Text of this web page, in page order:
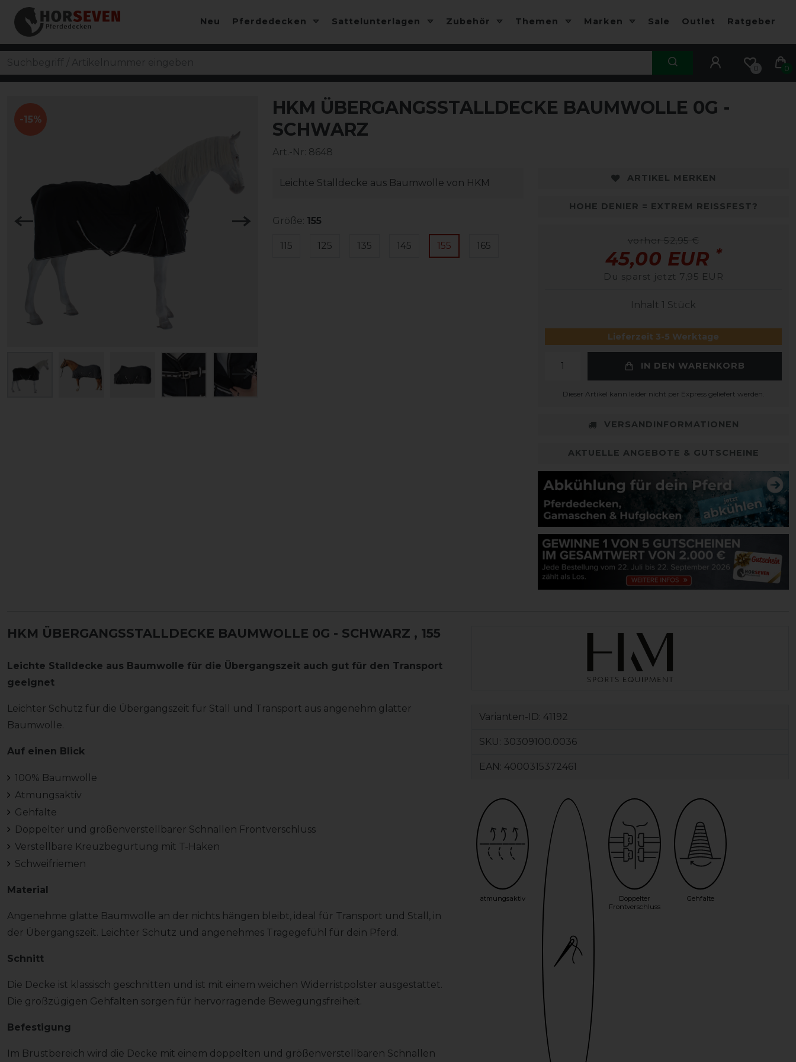
Neu Pferdedecken Sattelunterlagen Zubehör Themen Marken Sale Outlet Ratgeber
0 0
-15%
HKM ÜBERGANGSSTALLDECKE BAUMWOLLE 0G -
SCHWARZ
Art.-Nr: 8648
Leichte Stalldecke aus Baumwolle von HKM
Größe: 155
115 125 135 145 155 165
ARTIKEL MERKEN
HOHE DENIER = EXTREM REISSFEST?
vorher 52,95 €
45,00 EUR *
Du sparst jetzt 7,95 EUR
Inhalt 1 Stück
Lieferzeit 3-5 Werktage
IN DEN WARENKORB
Dieser Artikel kann leider nicht per Express geliefert werden.
VERSANDINFORMATIONEN
AKTUELLE ANGEBOTE & GUTSCHEINE
HKM ÜBERGANGSSTALLDECKE BAUMWOLLE 0G - SCHWARZ , 155
Leichte Stalldecke aus Baumwolle für die Übergangszeit auch gut für den Transport
geeignet
Leichter Schutz für die Übergangszeit für Stall und Transport aus angenehm glatter
Baumwolle.
Auf einen Blick
100% Baumwolle
Atmungsaktiv
Gehfalte
Doppelter und größenverstellbarer Schnallen Frontverschluss
Verstellbare Kreuzbegurtung mit T-Haken
Schweifriemen
Material
Angenehme glatte Baumwolle an der nichts hängen bleibt, ideal für Transport und Stall, in
der Übergangszeit. Leichter Schutz und angenehmes Tragegefühl für dein Pferd.
Schnitt
Die Decke ist klassisch geschnitten und ist mit einem weichen Widerristpolster ausgestattet.
Die großzügigen Gehfalten sorgen für hervorragende Bewegungsfreiheit.
Befestigung
Im Brustbereich wird die Decke mit einem doppelten und größenverstellbaren Schnallen
Varianten-ID: 41192
SKU: 30309100.0036
EAN: 4000315372461
atmungsaktiv
Doppelter
Frontverschluss
Gehfalte